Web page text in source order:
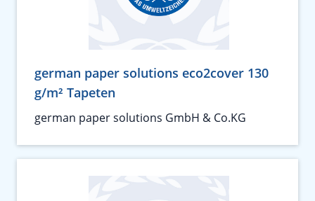
german paper solutions eco2cover 130
g/m² Tapeten
german paper solutions GmbH & Co.KG